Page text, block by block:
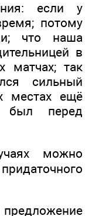
если у
потому
что наша
в
матчах; так
сильный
местах ещё
был перед
можно